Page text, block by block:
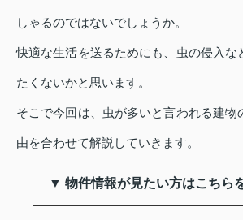
しゃるのではないでしょうか。
快適な生活を送るためにも、虫の侵入な
たくないかと思います。
そこで今回は、虫が多いと言われる建物
由を合わせて解説していきます。
▼ 物件情報が見たい方はこちら